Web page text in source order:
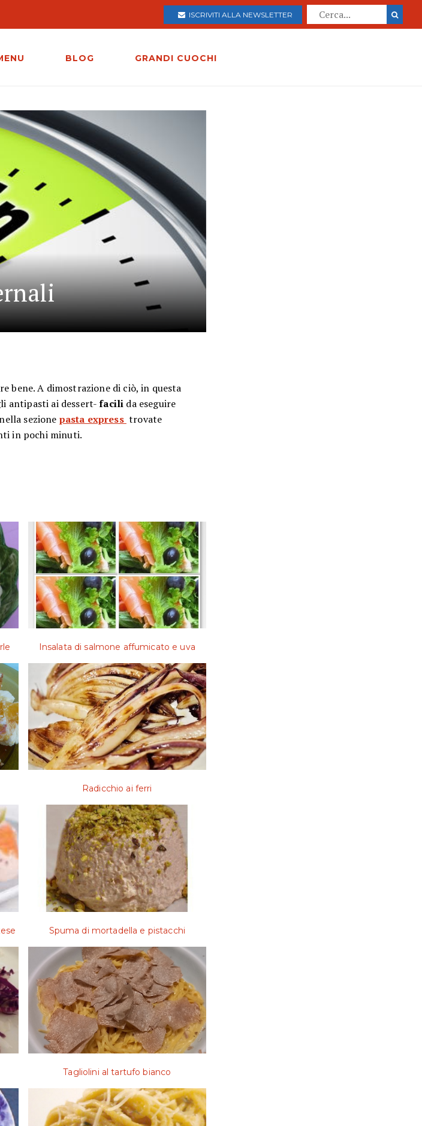
ISCRIVITI ALLA NEWSLETTER
BLOG GRANDI CUOCHI
bene. A dimostrazione di ciò, in questa
antipasti ai dessert-facili da eseguire
sezione pasta express trovate
in pochi minuti.
Insalata di salmone affumicato e uva
Radicchio ai ferri
Spuma di mortadella e pistacchi
Tagliolini al tartufo bianco